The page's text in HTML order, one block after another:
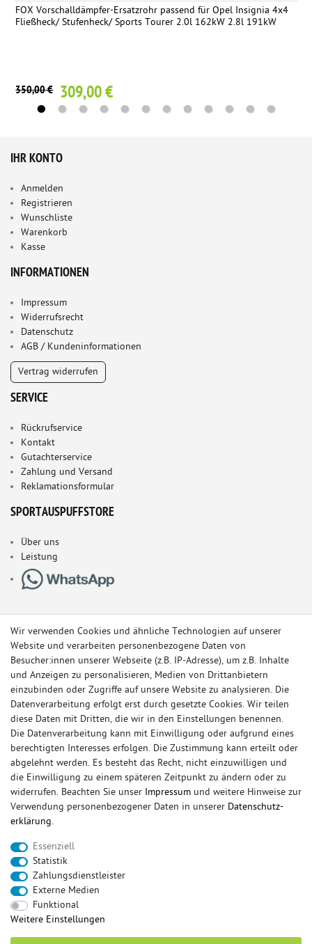
FOX Vorschalldämpfer-Ersatzrohr passend für Opel Insignia 4x4
Fließheck/ Stufenheck/ Sports Tourer 2.0l 162kW 2.8l 191kW
350,00 € 309,00 €
IHR KONTO
Anmelden
Registrieren
Wunschliste
Warenkorb
Kasse
INFORMATIONEN
Impressum
Widerrufsrecht
Datenschutz
AGB / Kundeninformationen
Vertrag widerrufen
SERVICE
Rückrufservice
Kontakt
Gutachterservice
Zahlung und Versand
Reklamationsformular
SPORTAUSPUFFSTORE
Über uns
Leistung
© Copyright 2026 Sportauspuff-Store.de - Alle Rechte vorbehalten.
Preisangaben inkl. gesetzlicher MwSt. und zzgl. Versandkosten
Das Internetportal für Sportendschalldämpfer, Komplettanlagen,
Rennsportanlagen, Sportendrohre, Universalteile, Fächerkrümmer,
Vorschalldämpfer, Sportkat, Ersatzrohr und Auspuffzubehör.
FOX, REMUS, FSW, FRIEDRICH MOTORSPORT, EISENMANN, ULTER
SPORT, NOVUS
sportauspuff sportkat
endrohr
downpipe
mittelschalldämpfer
fächerkrümmer
Wir verwenden Cookies und ähnliche Technologien auf unserer
Website und verarbeiten personenbezogene Daten von
Besucher:innen unserer Webseite (z.B. IP-Adresse), um z.B. Inhalte
und Anzeigen zu personalisieren, Medien von Drittanbietern
einzubinden oder Zugriffe auf unsere Website zu analysieren. Die
Datenverarbeitung erfolgt erst durch gesetzte Cookies. Wir teilen
diese Daten mit Dritten, die wir in den Einstellungen benennen.
Die Datenverarbeitung kann mit Einwilligung oder aufgrund eines
berechtigten Interesses erfolgen. Die Zustimmung kann erteilt oder
abgelehnt werden. Es besteht das Recht, nicht einzuwilligen und
die Einwilligung zu einem späteren Zeitpunkt zu ändern oder zu
widerrufen. Beachten Sie unser Impressum und weitere Hinweise zur
Verwendung personenbezogener Daten in unserer Daten­schutz­
erklärung.
Essenziell
Statistik
Zahlungsdienstleister
Externe Medien
Funktional
Weitere Einstellungen